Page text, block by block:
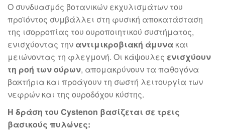
Ο συνδυασμός βοτανικών εκχυλισμάτων του
προϊόντος συμβάλλει στη φυσική αποκατάσταση
της ισορροπίας του ουροποιητικού συστήματος,
ενισχύοντας την αντιμικροβιακή άμυνα και
μειώνοντας τη φλεγμονή. Οι κάψουλες ενισχύουν
τη ροή των ούρων, απομακρύνουν τα παθογόνα
βακτήρια και προάγουν τη σωστή λειτουργία των
νεφρών και της ουροδόχου κύστης.
Η δράση του Cystenon βασίζεται σε τρεις
βασικούς πυλώνες: